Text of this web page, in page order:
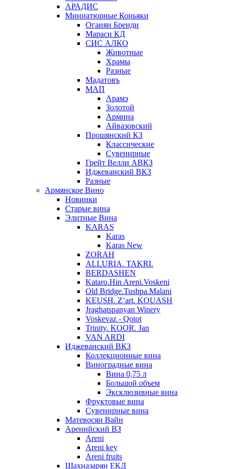
АРАДИС
Миниатюрные Коньяки
Оганян Бренди
Мараси КД
СИС АЛКО
Животные
Храмы
Разные
Мадатовъ
МАП
Арамэ
Золотой
Армина
Айвазовский
Прошянский КЗ
Классические
Сувенирные
Грейт Велли АВКЗ
Иджеванский ВКЗ
Разные
Армянское Вино
Новинки
Старые вина
Элитные Вина
KARAS
Karas
Karas New
ZORAH
ALLURIA. TAKRI.
BERDASHEN
Kataro.Hin Areni.Voskeni
Old Bridge.Tushpa.Malani
KEUSH. Z’art. KOUASH
Jraghatspanyan Winery
Voskevaz - Qotot
Trinity. KOOR. Jan
VAN ARDI
Иджеванский ВКЗ
Коллекционные вина
Виноградные вина
Вина 0,75 л
Большой объем
Эксклюзивные вина
Фруктовые вина
Cувенирные вина
Матевосян Вайн
Аренийский ВЗ
Areni
Areni key
Areni fruits
Шахназарян ЕКД